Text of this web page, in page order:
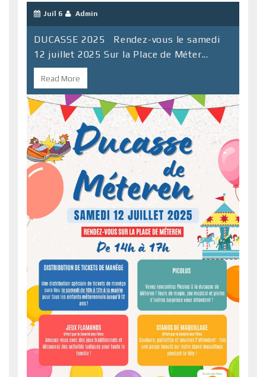
Juil 6 Admin
DUCASSE 2025 Rendez-vous le samedi
12 juillet 2025 Sur la Place de Méter...
Read More